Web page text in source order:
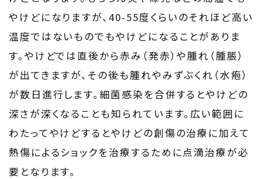
やけどになりますが、40-55度くらいのそれほど高い
温度ではないものでもやけどになることがありま
す。やけどでは直後から赤み（発赤）や腫れ（腫脹）
が出てきますが、その後も腫れやみずぶくれ（水疱）
が数日進行します。細菌感染を合併するとやけどの
深さが深くなることも知られています。広い範囲に
わたってやけどするとやけどの創傷の治療に加えて
熱傷によるショックを治療するために点滴治療が必
要となります。